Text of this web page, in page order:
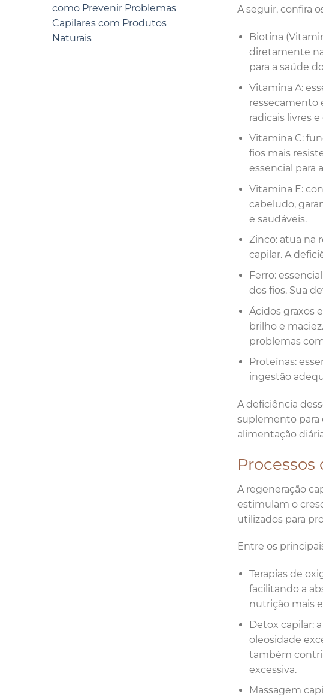
como Prevenir Problemas
Capilares com Produtos
Naturais
A seguir, confira
Biotina
diretamente
para a saúde
Vitamina A:
ressecamento
radicais livres
Vitamina C:
fios mais
essencial para
Vitamina E:
cabeludo,
e saudáveis.
Zinco: atua na
capilar. A
Ferro:
dos fios. Sua
Ácidos graxos
brilho e
problemas
Proteínas:
ingestão
A deficiência
suplemento para
alimentação
A regeneração
estimulam o
utilizados para
Entre os
Terapias de
facilitando a
nutrição mais
Detox capilar:
oleosidade
também
excessiva.
Massagem